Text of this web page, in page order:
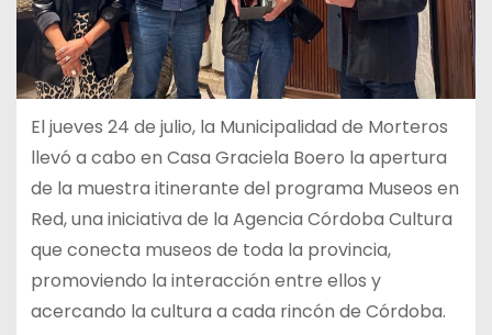
El jueves 24 de julio, la Municipalidad de Morteros
llevó a cabo en Casa Graciela Boero la apertura
de la muestra itinerante del programa Museos en
Red, una iniciativa de la Agencia Córdoba Cultura
que conecta museos de toda la provincia,
promoviendo la interacción entre ellos y
acercando la cultura a cada rincón de Córdoba.